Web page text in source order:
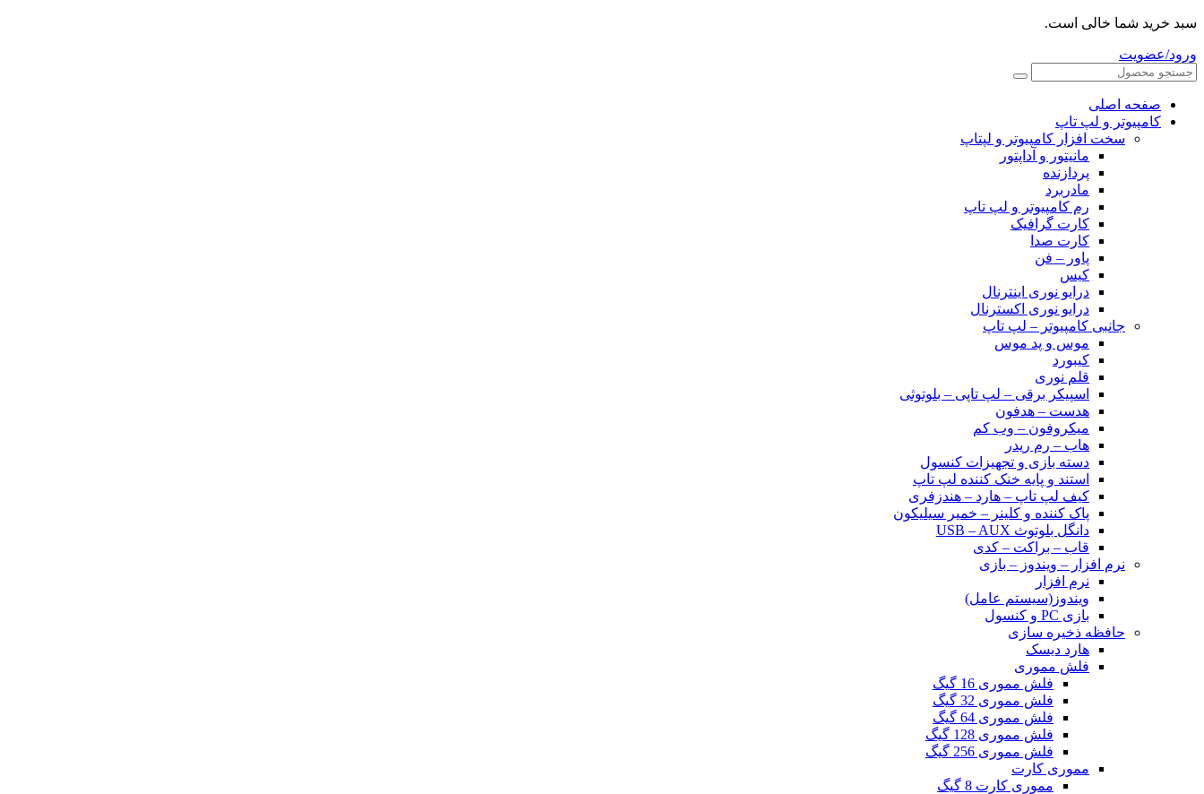
سبد خرید شما خالی است.
ورود/عضویت
صفحه اصلی
کامپیوتر و‌‌‌‌‌ لپ تاپ
سخت افزار کامپیوتر و لپتاپ
مانیتور و آداپتور
پردازنده
مادربرد
رم کامپیوتر و لپ تاپ
کارت گرافیک
کارت صدا
پاور – فن
کیس
درایو نوری اینترنال
درایو نوری اکسترنال
جانبی کامپیوتر – لپ تاپ
موس و پد موس
کیبورد
قلم نوری
اسپیکر برقی – لپ تاپی – بلوتوثی
هدست – هدفون
میکروفون – وب کم
هاب – رم ریدر
دسته بازی و تجهیزات کنسول
استند و پایه خنک کننده لپ تاپ
کیف لپ تاپ – هارد – هندزفری
پاک کننده و کلینر – خمیر سیلیکون
دانگل بلوتوث USB – AUX
قاب – براکت – کدی
نرم افزار – ویندوز – بازی
نرم افزار
ویندوز(سیستم عامل)
بازی PC و کنسول
حافظه ذخیره سازی
هارد دیسک
فلش مموری
فلش مموری 16 گیگ
فلش مموری 32 گیگ
فلش مموری 64 گیگ
فلش مموری 128 گیگ
فلش مموری 256 گیگ
مموری کارت
مموری کارت 8 گیگ